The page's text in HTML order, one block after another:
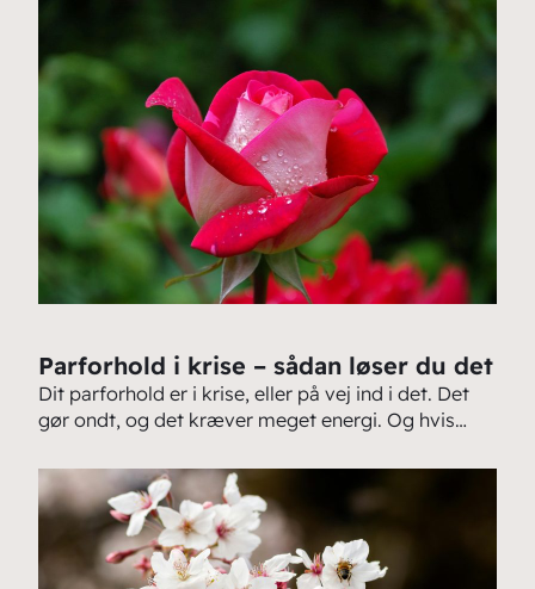
Parforhold i krise – sådan løser du det
Dit parforhold er i krise, eller på vej ind i det. Det
gør ondt, og det kræver meget energi. Og hvis…